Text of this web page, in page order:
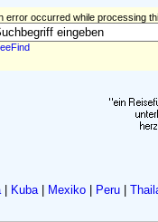
error occurred while processing
| Kuba| Mexiko Peru